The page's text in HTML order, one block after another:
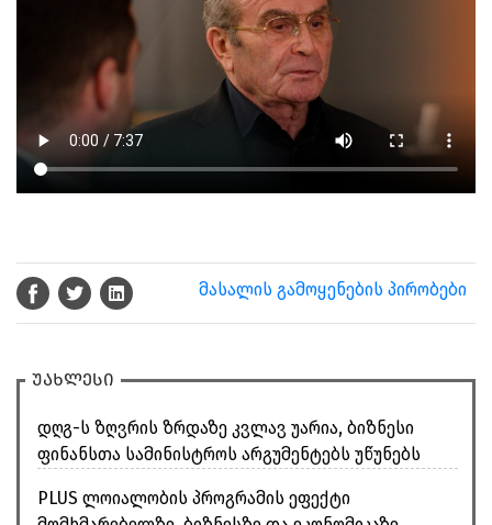
მასალის გამოყენების პირობები
უახლესი
დღგ-ს ზღვრის ზრდაზე კვლავ უარია, ბიზნესი
ფინანსთა სამინისტროს არგუმენტებს უწუნებს
PLUS ლოიალობის პროგრამის ეფექტი